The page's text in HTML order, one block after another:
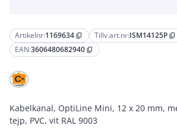
Artikelnr:1169634 content_copy Tillv.art.nr:ISM14125P content_copy
EAN:3606480682940 content_copy
Kabelkanal, OptiLine Mini, 12 x 20 mm,
tejp, PVC, vit RAL 9003